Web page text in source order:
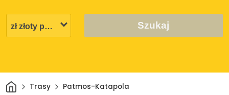
Szukaj
DomTrasy Patmos-Katapola